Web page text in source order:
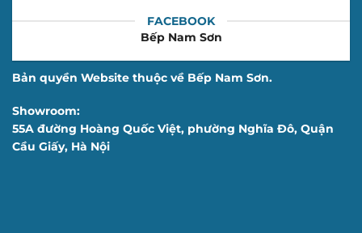
FACEBOOK
Bếp Nam Sơn
Bản quyền Website thuộc về Bếp Nam Sơn.
Showroom:
55A đường Hoàng Quốc Việt, phường Nghĩa Đô, Quận
Cầu Giấy, Hà Nội